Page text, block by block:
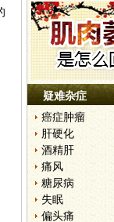
疑难杂症
癌症肿瘤
肝硬化
酒精肝
痛风
糖尿病
失眠
偏头痛